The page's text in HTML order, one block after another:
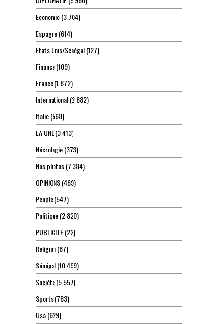
Economie(3 704)
Espagne(614)
Etats Unis/Sénégal(127)
Finance(109)
France(1 872)
International(2 882)
Italie(568)
LA UNE(3 413)
Nécrologie(373)
Nos photos(7 384)
OPINIONS(469)
People(547)
Politique(2 820)
PUBLICITE(22)
Religion(87)
Sénégal(10 499)
Société(5 557)
Sports(783)
Usa(629)